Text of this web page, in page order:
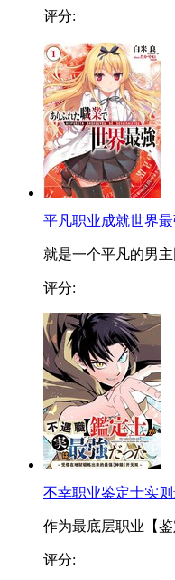
评分:
平凡职业成就世界最
就是一个平凡的男
评分:
不幸职业鉴定士实
作为最底层职业【
评分: